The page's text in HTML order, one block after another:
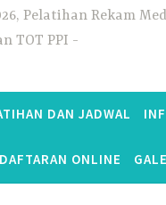
Pelatihan Rekam
TOT PPI
DAN JADWAL
ONLINE